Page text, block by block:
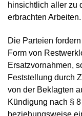
hinsichtlich aller zu
erbrachten Arbeiten.
Die Parteien
Form von
Ersatzvornahmen,
Feststellung durch
von der Beklagten
Kündigung nach §
beziehungsweise